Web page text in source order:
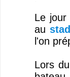
Le
au
l'on
Lors